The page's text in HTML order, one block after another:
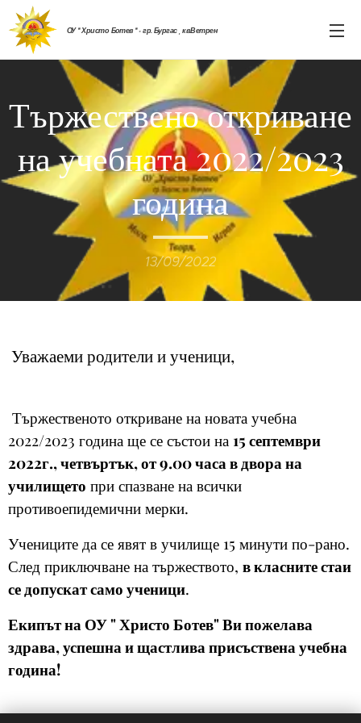
ОУ " Христо Ботев " - гр. Бургас , кв.Ветрен
Тържествено откриване
на учебната 2022/2023
година
13/09/2022
Уважаеми родители и ученици,
Тържественото откриване на новата учебна
2022/2023 година ще се състои на 15 септември
2022г., четвъртък, от 9.00 часа в двора на
училището при спазване на всички
противоепидемични мерки.
Учениците да се явят в училище 15 минути по-рано.
След приключване на тържеството, в класните стаи
се допускат само ученици.
Екипът на ОУ " Христо Ботев" Ви пожелава
здрава, успешна и щастлива присъствена учебна
година!